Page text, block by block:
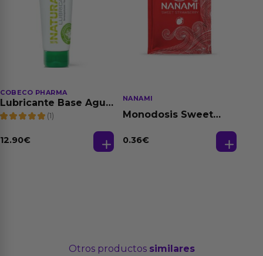
COBECO PHARMA
Lubricante Base Agua
100% Natural 125 ml
(1)
12.90€
NANAMI
Monodosis Sweet
0.36€
Otros productos similares